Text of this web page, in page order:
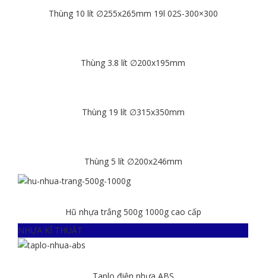
Thùng 10 lít ∅255x265mm 19l 02S-300×300
Thùng 3.8 lít ∅200x195mm
Thùng 19 lít ∅315x350mm
Thùng 5 lít ∅200x246mm
Chi tiết
Hũ nhựa trắng 500g 1000g cao cấp
Chi tiết
NHỰA KĨ THUẬT